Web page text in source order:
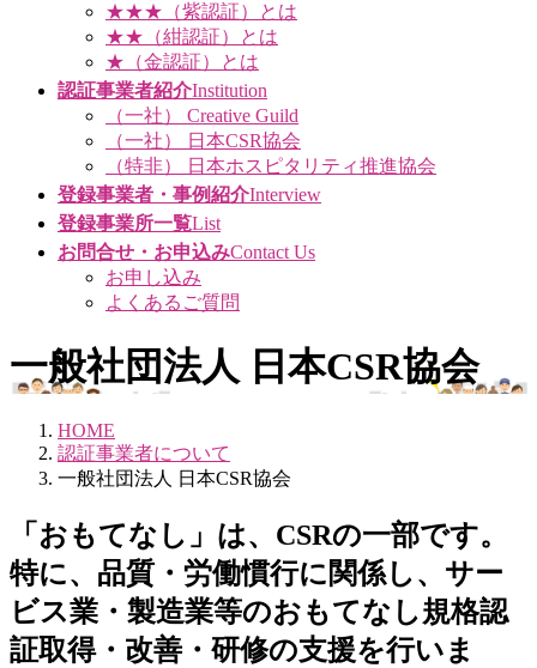
★★★（紫認証）とは
★★（紺認証）とは
★（金認証）とは
認証事業者紹介Institution
（一社） Creative Guild
（一社） 日本CSR協会
（特非） 日本ホスピタリティ推進協会
登録事業者・事例紹介Interview
登録事業所一覧List
お問合せ・お申込みContact Us
お申し込み
よくあるご質問
一般社団法人 日本CSR協会
HOME
認証事業者について
一般社団法人 日本CSR協会
「おもてなし」は、CSRの一部です。
特に、品質・労働慣行に関係し、サー
ビス業・製造業等のおもてなし規格認
証取得・改善・研修の支援を行いま